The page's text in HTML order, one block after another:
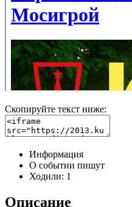
Скопируйте текст ниже:
Информация
О событии пишут
Ходили: 1
Описание